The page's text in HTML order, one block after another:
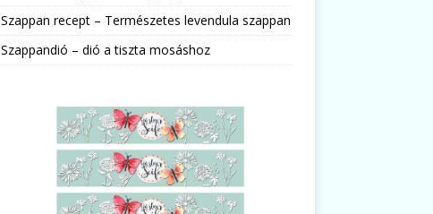
Szappan recept – Természetes levendula szappan
Szappandió – dió a tiszta mosáshoz